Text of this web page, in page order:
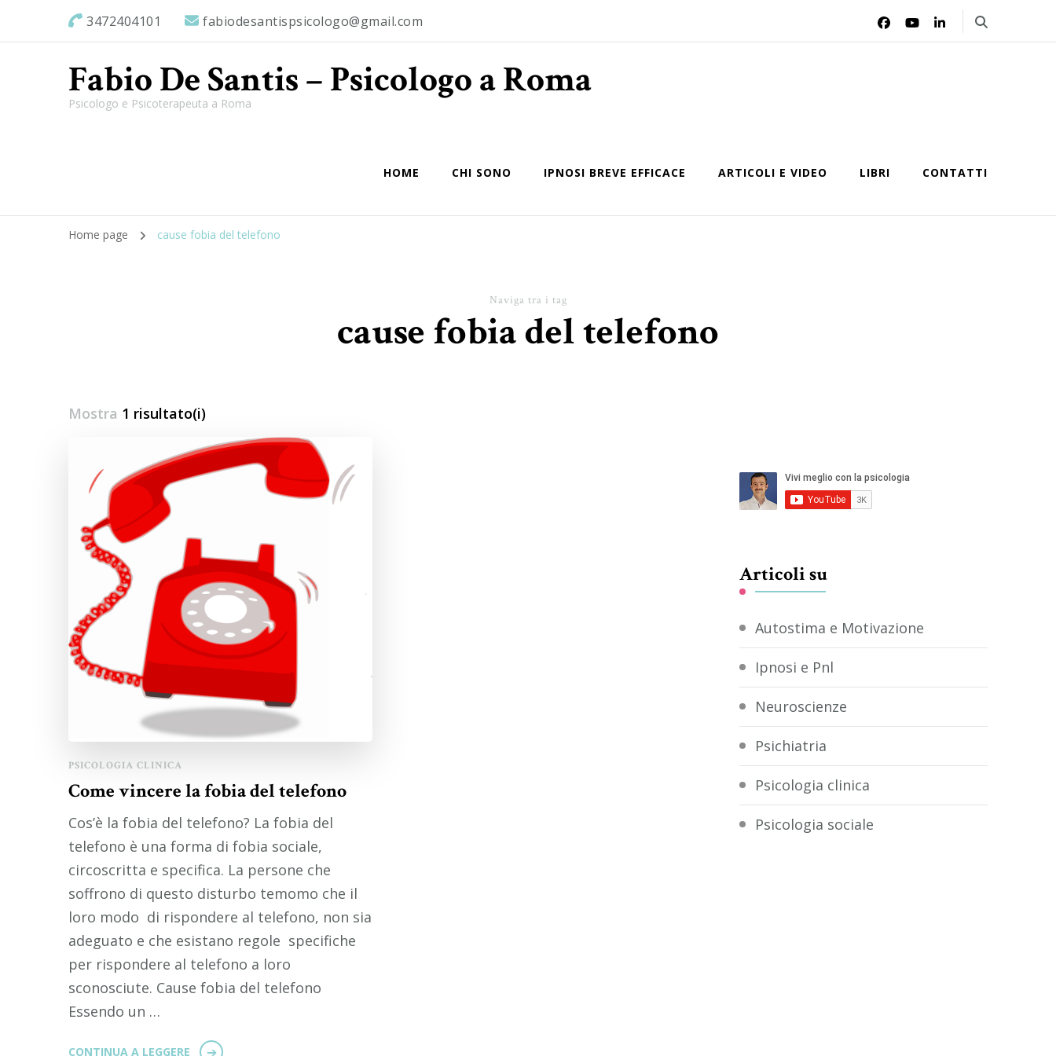
3472404101 fabiodesantispsicologo@gmail.com
Fabio De Santis – Psicologo a Roma
Psicologo e Psicoterapeuta a Roma
HOME CHI SONO IPNOSI BREVE EFFICACE ARTICOLI E VIDEO LIBRI CONTATTI
Home page cause fobia del telefono
Naviga tra i tag
cause fobia del telefono
Mostra 1 risultato(i)
PSICOLOGIA CLINICA
Come vincere la fobia del telefono
Cos’è la fobia del telefono? La fobia del
telefono è una forma di fobia sociale,
circoscritta e specifica. La persone che
soffrono di questo disturbo temomo che il
loro modo di rispondere al telefono, non sia
adeguato e che esistano regole specifiche
per rispondere al telefono a loro
sconosciute. Cause fobia del telefono
Essendo un …
CONTINUA A LEGGERE
Articoli su
Autostima e Motivazione
Ipnosi e Pnl
Neuroscienze
Psichiatria
Psicologia clinica
Psicologia sociale